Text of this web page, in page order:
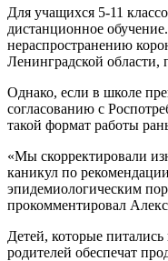
Для учащихся 5-11
дистанционное
нераспространению
Ленинградской области,
Однако, если в школе
согласованию с
такой формат работы
«Мы скорректировали
каникул по
эпидемиологическим
прокомментировал
Детей, которые
родителей обеспечат